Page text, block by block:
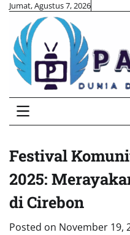
Skip
content
Jumat, Agustus 7, 2026
Festival
2025:
di Cirebon
Posted on November 19,